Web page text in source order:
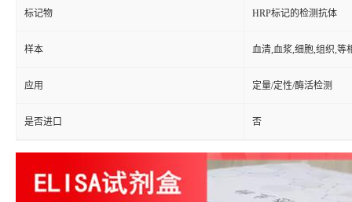
标记物 HRP标记的检测抗体
样本 血清,血浆,细胞,组织,等
应用 定量/定性/酶活检测
是否进口 否